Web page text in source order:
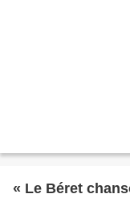
« Le Béret